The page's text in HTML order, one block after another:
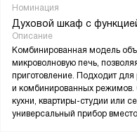
Номинация
Духовой шкаф с
Описание
Комбинированная модель
микроволновую печь,
приготовление. Подходит
и комбинированных
кухни, квартиры-студии или
универсальный прибор